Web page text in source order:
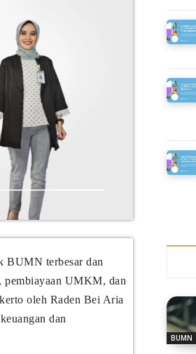
BUMN terbesar dan
pembiayaan UMKM, dan
oleh Raden Bei Aria
dan
BUMN